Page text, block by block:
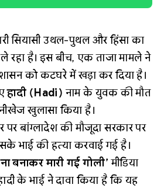
सियासी उथल-पुथल और हिंसा का
ले रहा है। इस बीच, एक ताजा मामले ने
को कटघरे में खड़ा कर दिया है।
हादी (Hadi) नाम के युवक की मौत
खुलासा किया है।
पर बांग्लादेश की मौजूदा सरकार पर
भाई की हत्या करवाई गई है।
बनाकर मारी गई गोली’ मीडिया
के भाई ने दावा किया है कि यह